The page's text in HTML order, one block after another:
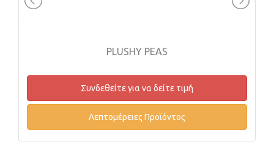
PLUSHY PEAS
Συνδεθείτε για να δείτε τιμή
Λεπτομέρειες Προϊόντος